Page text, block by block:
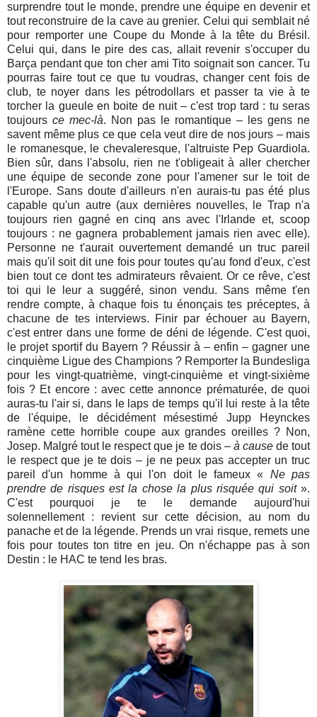
surprendre tout le monde, prendre une équipe en devenir et
tout reconstruire de la cave au grenier. Celui qui semblait né
pour remporter une Coupe du Monde à la tête du Brésil.
Celui qui, dans le pire des cas, allait revenir s'occuper du
Barça pendant que ton cher ami Tito soignait son cancer. Tu
pourras faire tout ce que tu voudras, changer cent fois de
club, te noyer dans les pétrodollars et passer ta vie à te
torcher la gueule en boite de nuit – c'est trop tard : tu seras
toujours ce mec-là. Non pas le romantique – les gens ne
savent même plus ce que cela veut dire de nos jours – mais
le romanesque, le chevaleresque, l'altruiste Pep Guardiola.
Bien sûr, dans l'absolu, rien ne t'obligeait à aller chercher
une équipe de seconde zone pour l'amener sur le toit de
l'Europe. Sans doute d'ailleurs n'en aurais-tu pas été plus
capable qu'un autre (aux dernières nouvelles, le Trap n'a
toujours rien gagné en cinq ans avec l'Irlande et, scoop
toujours : ne gagnera probablement jamais rien avec elle).
Personne ne t'aurait ouvertement demandé un truc pareil
mais qu'il soit dit une fois pour toutes qu'au fond d'eux, c'est
bien tout ce dont tes admirateurs rêvaient. Or ce rêve, c'est
toi qui le leur a suggéré, sinon vendu. Sans même t'en
rendre compte, à chaque fois tu énonçais tes préceptes, à
chacune de tes interviews. Finir par échouer au Bayern,
c'est entrer dans une forme de déni de légende. C'est quoi,
le projet sportif du Bayern ? Réussir à – enfin – gagner une
cinquième Ligue des Champions ? Remporter la Bundesliga
pour les vingt-quatrième, vingt-cinquième et vingt-sixième
fois ? Et encore : avec cette annonce prématurée, de quoi
auras-tu l'air si, dans le laps de temps qu'il lui reste à la tête
de l'équipe, le décidément mésestimé Jupp Heynckes
ramène cette horrible coupe aux grandes oreilles ? Non,
Josep. Malgré tout le respect que je te dois –à causede tout
le respect que je te dois – je ne peux pas accepter un truc
pareil d'un homme à qui l'on doit le fameux « Ne pas
prendre de risques est la chose la plus risquée qui soit».
C'est pourquoi je te le demande aujourd'hui
solennellement : revient sur cette décision, au nom du
panache et de la légende. Prends un vrai risque, remets une
fois pour toutes ton titre en jeu. On n'échappe pas à son
Destin : le HAC te tend les bras.